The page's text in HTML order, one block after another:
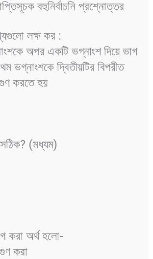
বহুনির্বাচনি প্রশ্নোত্তর
লক্ষ কর :
অপর একটি ভগ্নাংশ দিয়ে ভাগ
ভগ্নাংশকে দ্বিতীয়টির বিপরীত
করতে হয়
(মধ্যম)
করা অর্থ হলো-
করা